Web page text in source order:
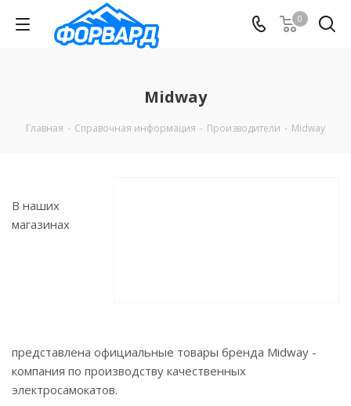
0
Midway
Главная - Справочная информация - Производители - Midway
В наших
магазинах
представлена официальные товары бренда Midway -
компания по производству качественных
электросамокатов.